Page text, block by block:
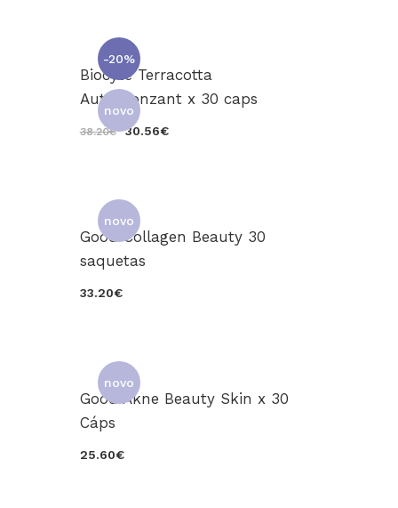
-20%
novo
Biocyte Terracotta
Autobronzant x 30 caps
38.20€ 30.56€
novo
Good Collagen Beauty 30
saquetas
33.20€
novo
Good Akne Beauty Skin x 30
Cáps
25.60€